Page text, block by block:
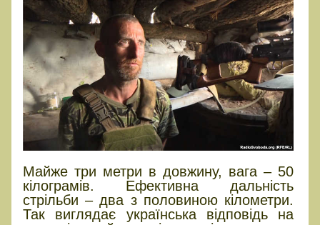
Майже три метри в довжину, вага – 50
кілограмів. Ефективна дальність
стрільби – два з половиною кілометри.
Так виглядає українська відповідь на